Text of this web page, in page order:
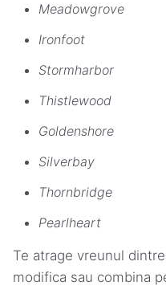
Meadowgrove
Ironfoot
Stormharbor
Thistlewood
Goldenshore
Silverbay
Thornbridge
Pearlheart
Te atrage vreunul
modifica sau combina